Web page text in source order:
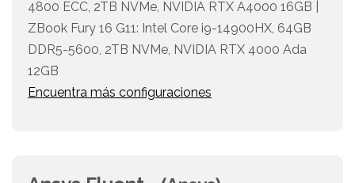
4800 ECC, 2TB NVMe, NVIDIA RTX A4000 16GB |
ZBook Fury 16 G11: Intel Core i9-14900HX, 64GB
DDR5-5600, 2TB NVMe, NVIDIA RTX 4000 Ada
12GB
Encuentra más configuraciones